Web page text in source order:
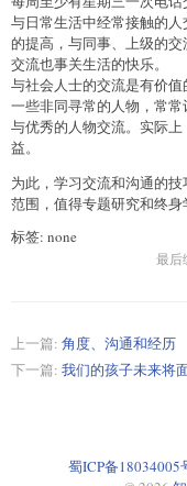
与日常生活中经常接触的
的提高，与同事、上级的
交流也事关生活的快乐。
与社会人士的交流是有价
一些非同寻常的人物，常
与优秀的人物交流。实际
益。
为此，学习交流和沟通的
范围，值得专题研究和终身
标签: none
最后
上一篇: 角度、沟通和经历
下一篇: 我们的孩子未来将
蜀ICP备18034005